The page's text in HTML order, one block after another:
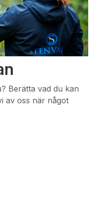
Berätta vad du kan
av oss när något